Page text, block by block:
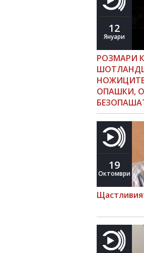
12
Януари
РОЗМАРИ
НОЖИЦИТЕ
ОПАШКИ,
19
Октомври